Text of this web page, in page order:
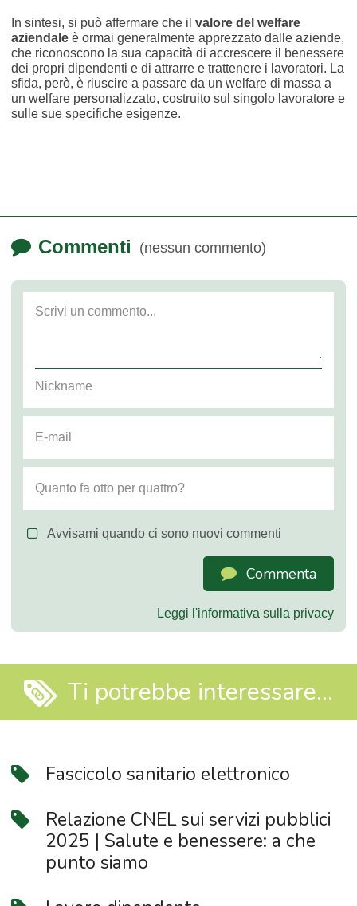
In sintesi, si può affermare che il valore del welfare
aziendaleè ormai generalmente apprezzato dalle aziende,
che riconoscono la sua capacità di accrescere il benessere
dei propri dipendenti e di attrarre e trattenere i lavoratori. La
sfida, però, è riuscire a passare da un welfare di massa a
un welfare personalizzato, costruito sul singolo lavoratore e
sulle sue specifiche esigenze.
Commenti (nessun commento)
Avvisami quando ci sono nuovi commenti
Commenta
Leggi l'informativa sulla privacy
Ti potrebbe interessare...
Fascicolo sanitario elettronico
Relazione CNEL sui servizi pubblici
2025 | Salute e benessere: a che
punto siamo